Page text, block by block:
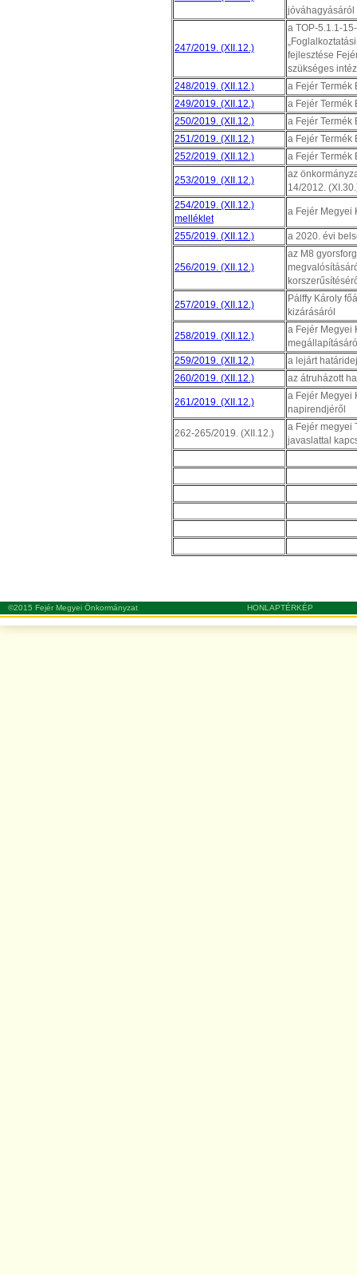
jóváhagyásáról
247/2019. (XII.12.)
a TOP-5.1.1-
fejlesztése
szükséges
248/2019. (XII.12.)
a Fejér Termék
249/2019. (XII.12.)
a Fejér Termék
250/2019. (XII.12.)
a Fejér Termék
251/2019. (XII.12.)
a Fejér Termék
252/2019. (XII.12.)
a Fejér
253/2019. (XII.12.)
az
14/2012.
254/2019. (XII.12.)
melléklet
a Fejér Megyei
255/2019. (XII.12.) a 2020. évi
256/2019. (XII.12.)
az M8
257/2019. (XII.12.)
Pálffy Károly
kizárásáról
258/2019. (XII.12.)
a Fejér Megyei
259/2019. (XII.12.)
a lejárt
260/2019. (XII.12.)
az átruházott
261/2019. (XII.12.)
a Fejér Megyei
napirendjéről
262-265/2019. (XII.12.)
a Fejér megyei
javaslattal
©2015 Fejér Megyei Önkormányzat HONLAPTÉRKÉP